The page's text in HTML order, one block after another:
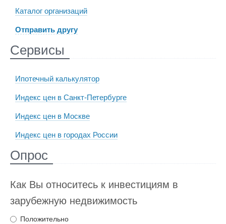
Каталог организаций
Отправить другу
Сервисы
Ипотечный калькулятор
Индекс цен в Санкт-Петербурге
Индекс цен в Москве
Индекс цен в городах России
Опрос
Как Вы относитесь к инвестициям в
зарубежную недвижимость
Положительно